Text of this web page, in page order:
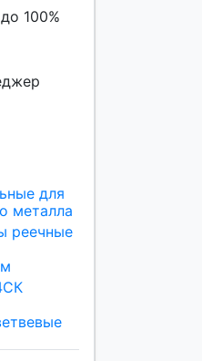
100%
для
металла
реечные